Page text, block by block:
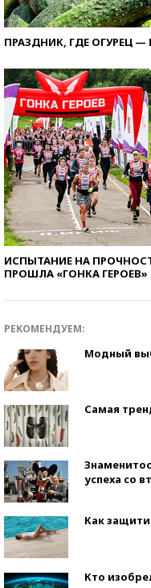
ПРАЗДНИК, ГДЕ ОГУРЕЦ —
ИСПЫТАНИЕ НА
ПРОШЛА «ГОНКА ГЕРОЕВ»
РЕКОМЕНДУЕМ:
Модный
Самая
успеха со
Как
Кто